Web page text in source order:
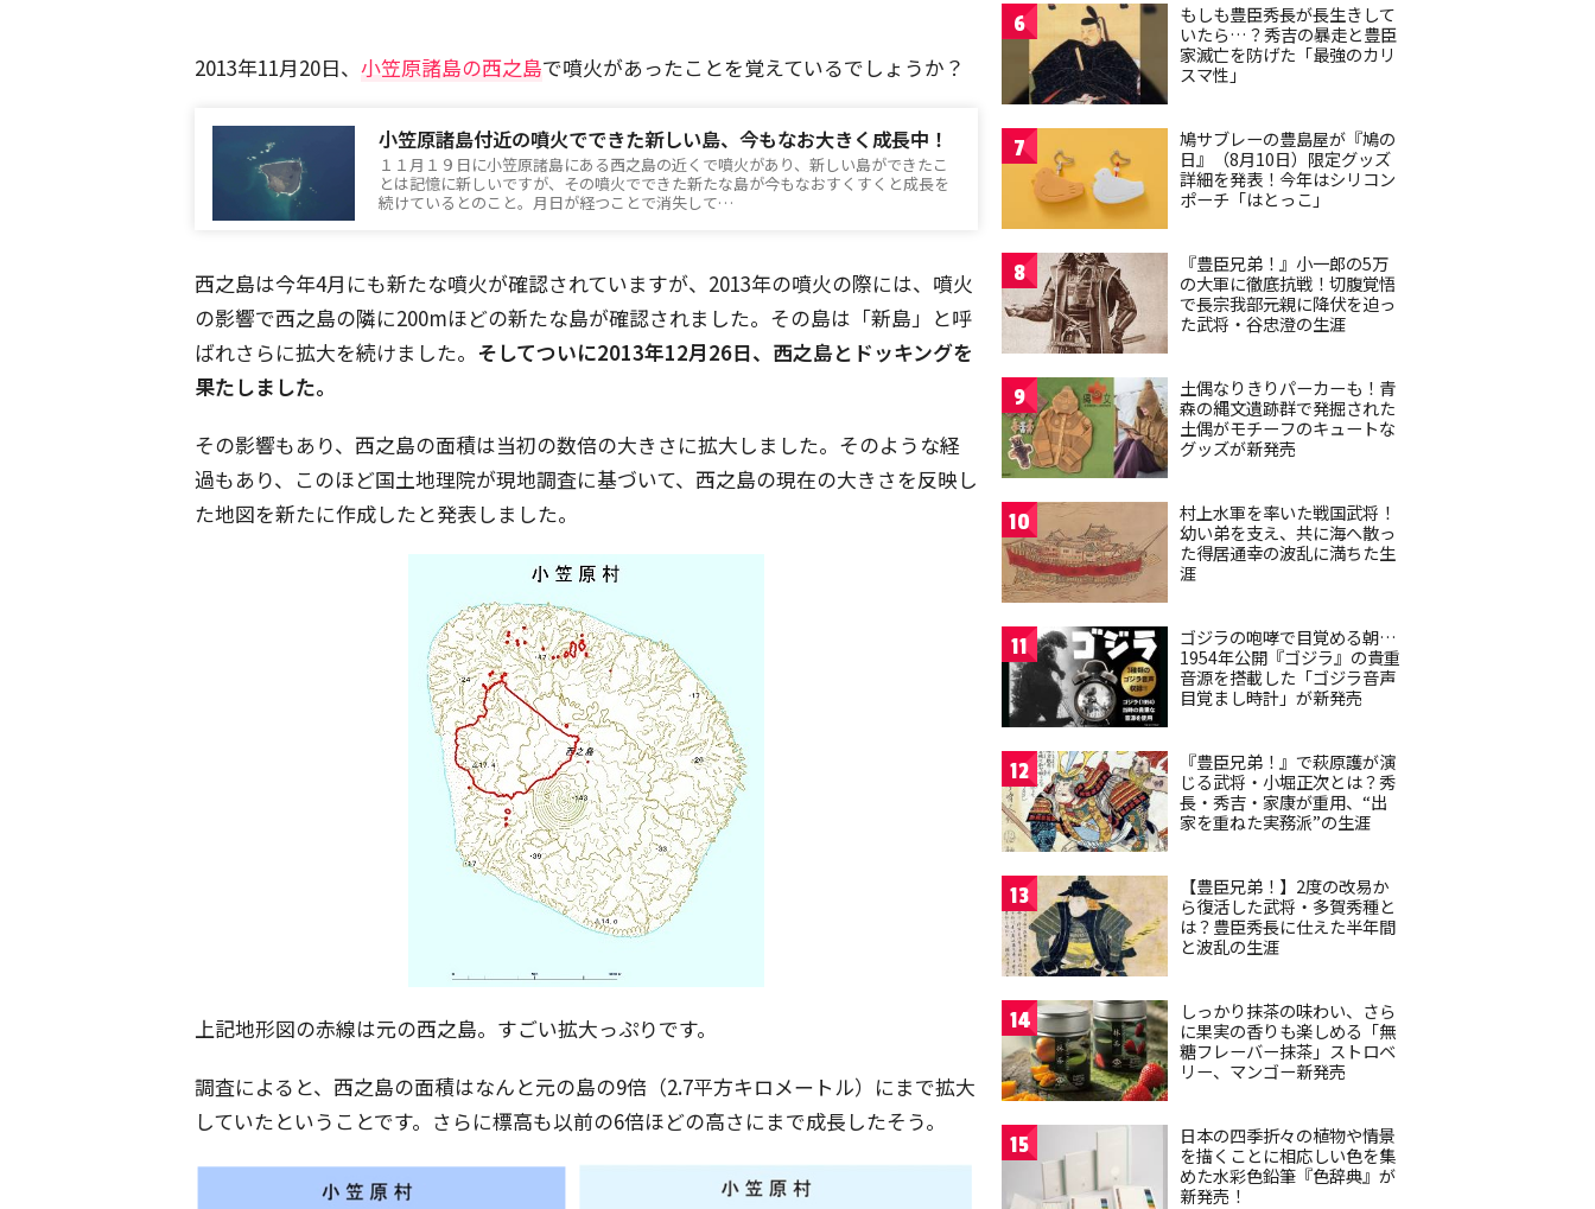
2013年11月20日、 小笠原諸島の西之島で噴火があったことを覚えているでしょうか？
小笠原諸島付近の噴火でできた新しい島、今もなお大きく成長中！
１１月１９日に小笠原諸島にある西之島の近くで噴火があり、新しい島ができたこ
とは記憶に新しいですが、その噴火でできた新たな島が今もなおすくすくと成長を
続けているとのこと。月日が経つことで消失して…
西之島は今年4月にも新たな噴火が確認されていますが、2013年の噴火の際には、噴火
の影響で西之島の隣に200mほどの新たな島が確認されました。その島は「新島」と呼
ばれさらに拡大を続けました。 そしてついに2013年12月26日、西之島とドッキングを
果たしました。
その影響もあり、西之島の面積は当初の数倍の大きさに拡大しました。そのような経
過もあり、このほど国土地理院が現地調査に基づいて、西之島の現在の大きさを反映し
た地図を新たに作成したと発表しました。
上記地形図の赤線は元の西之島。すごい拡大っぷりです。
調査によると、西之島の面積はなんと元の島の9倍（2.7平方キロメートル）にまで拡大
していたということです。さらに標高も以前の6倍ほどの高さにまで成長したそう。
6
もしも豊臣秀長が長生きして
いたら…？秀吉の暴走と豊臣
家滅亡を防げた「最強のカリ
スマ性」
7
鳩サブレーの豊島屋が『鳩の
日』（8月10日）限定グッズ
詳細を発表！今年はシリコン
ポーチ「はとっこ」
8
『豊臣兄弟！』小一郎の5万
の大軍に徹底抗戦！切腹覚悟
で長宗我部元親に降伏を迫っ
た武将・谷忠澄の生涯
9
土偶なりきりパーカーも！青
森の縄文遺跡群で発掘された
土偶がモチーフのキュートな
グッズが新発売
10
村上水軍を率いた戦国武将！
幼い弟を支え、共に海へ散っ
た得居通幸の波乱に満ちた生
涯
11
ゴジラの咆哮で目覚める朝…
1954年公開『ゴジラ』の貴重
音源を搭載した「ゴジラ音声
目覚まし時計」が新発売
12
『豊臣兄弟！』で萩原護が演
じる武将・小堀正次とは？秀
長・秀吉・家康が重用、“出
家を重ねた実務派”の生涯
13
【豊臣兄弟！】2度の改易か
ら復活した武将・多賀秀種と
は？豊臣秀長に仕えた半年間
と波乱の生涯
14
しっかり抹茶の味わい、さら
に果実の香りも楽しめる「無
糖フレーバー抹茶」ストロベ
リー、マンゴー新発売
15
日本の四季折々の植物や情景
を描くことに相応しい色を集
めた水彩色鉛筆『色辞典』が
新発売！